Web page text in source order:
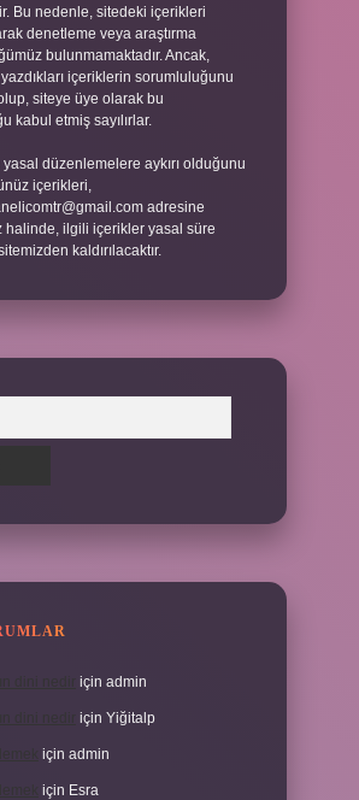
Bu nedenle, sitedeki içerikleri
denetleme veya araştırma
bulunmamaktadır. Ancak,
içeriklerin sorumluluğunu
siteye üye olarak bu
kabul etmiş sayılırlar.
yasal düzenlemelere aykırı olduğunu
içerikleri,
adresine
halinde, ilgili içerikler yasal süre
kaldırılacaktır.
için admin
için Yiğitalp
için admin
için Esra